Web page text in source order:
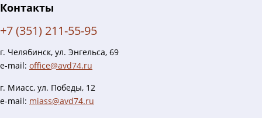
Контакты
+7 (351) 211-55-95
г. Челябинск, ул. Энгельса, 69
e-mail: office@avd74.ru
г. Миасс, ул. Победы, 12
e-mail: miass@avd74.ru